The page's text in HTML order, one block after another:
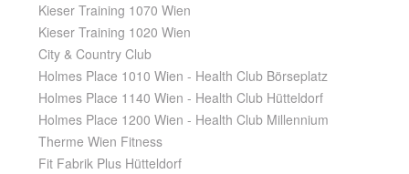
Kieser Training 1070 Wien
Kieser Training 1020 Wien
City & Country Club
Holmes Place 1010 Wien - Health Club Börseplatz
Holmes Place 1140 Wien - Health Club Hütteldorf
Holmes Place 1200 Wien - Health Club Millennium
Therme Wien Fitness
Fit Fabrik Plus Hütteldorf